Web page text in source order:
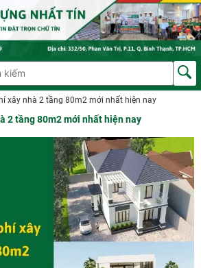
xây nhà 2 tầng 80m2 mới nhất hiện nay
2 tầng 80m2 mới nhất hiện nay